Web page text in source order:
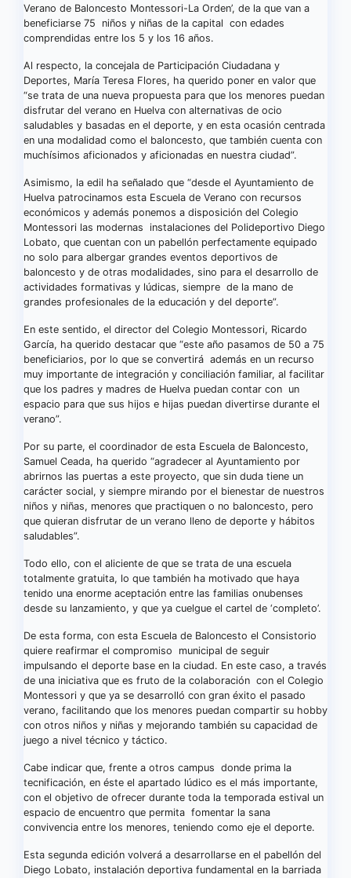
Verano de Baloncesto Montessori-La Orden’, de la que van a
beneficiarse 75 niños y niñas de la capital con edades
comprendidas entre los 5 y los 16 años.
Al respecto, la concejala de Participación Ciudadana y
Deportes, María Teresa Flores, ha querido poner en valor que
“se trata de una nueva propuesta para que los menores puedan
disfrutar del verano en Huelva con alternativas de ocio
saludables y basadas en el deporte, y en esta ocasión centrada
en una modalidad como el baloncesto, que también cuenta con
muchísimos aficionados y aficionadas en nuestra ciudad”.
Asimismo, la edil ha señalado que “desde el Ayuntamiento de
Huelva patrocinamos esta Escuela de Verano con recursos
económicos y además ponemos a disposición del Colegio
Montessori las modernas instalaciones del Polideportivo Diego
Lobato, que cuentan con un pabellón perfectamente equipado
no solo para albergar grandes eventos deportivos de
baloncesto y de otras modalidades, sino para el desarrollo de
actividades formativas y lúdicas, siempre de la mano de
grandes profesionales de la educación y del deporte”.
En este sentido, el director del Colegio Montessori, Ricardo
García, ha querido destacar que “este año pasamos de 50 a 75
beneficiarios, por lo que se convertirá además en un recurso
muy importante de integración y conciliación familiar, al facilitar
que los padres y madres de Huelva puedan contar con un
espacio para que sus hijos e hijas puedan divertirse durante el
verano”.
Por su parte, el coordinador de esta Escuela de Baloncesto,
Samuel Ceada, ha querido “agradecer al Ayuntamiento por
abrirnos las puertas a este proyecto, que sin duda tiene un
carácter social, y siempre mirando por el bienestar de nuestros
niños y niñas, menores que practiquen o no baloncesto, pero
que quieran disfrutar de un verano lleno de deporte y hábitos
saludables”.
Todo ello, con el aliciente de que se trata de una escuela
totalmente gratuita, lo que también ha motivado que haya
tenido una enorme aceptación entre las familias onubenses
desde su lanzamiento, y que ya cuelgue el cartel de ‘completo’.
De esta forma, con esta Escuela de Baloncesto el Consistorio
quiere reafirmar el compromiso municipal de seguir
impulsando el deporte base en la ciudad. En este caso, a través
de una iniciativa que es fruto de la colaboración con el Colegio
Montessori y que ya se desarrolló con gran éxito el pasado
verano, facilitando que los menores puedan compartir su hobby
con otros niños y niñas y mejorando también su capacidad de
juego a nivel técnico y táctico.
Cabe indicar que, frente a otros campus donde prima la
tecnificación, en éste el apartado lúdico es el más importante,
con el objetivo de ofrecer durante toda la temporada estival un
espacio de encuentro que permita fomentar la sana
convivencia entre los menores, teniendo como eje el deporte.
Esta segunda edición volverá a desarrollarse en el pabellón del
Diego Lobato, instalación deportiva fundamental en la barriada